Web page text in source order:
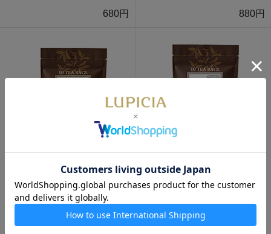
680円
880円
オルヅォ モカ ティーバッグ
10個パック入
880円
パック入